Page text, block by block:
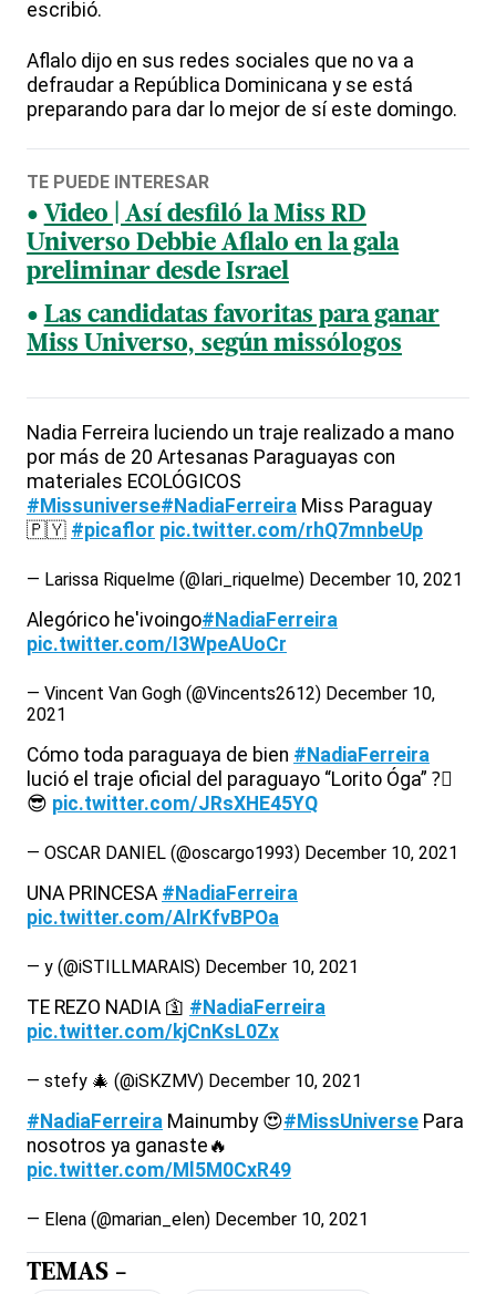
escribió.
Aflalo dijo en sus redes sociales que no va a
defraudar a República Dominicana y se está
preparando para dar lo mejor de sí este domingo.
TE PUEDE INTERESAR
Video | Así desfiló la Miss RD
Universo Debbie Aflalo en la gala
preliminar desde Israel
Las candidatas favoritas para ganar
Miss Universo, según missólogos
Nadia Ferreira luciendo un traje realizado a mano
por más de 20 Artesanas Paraguayas con
materiales ECOLÓGICOS
#Missuniverse#NadiaFerreira Miss Paraguay
🇵🇾 #picaflor pic.twitter.com/rhQ7mnbeUp
— Larissa Riquelme (@lari_riquelme) December 10, 2021
Alegórico he'ivoingo#NadiaFerreira
pic.twitter.com/I3WpeAUoCr
— Vincent Van Gogh (@Vincents2612) December 10,
2021
Cómo toda paraguaya de bien #NadiaFerreira
lució el traje oficial del paraguayo “Lorito Óga” ?
😎 pic.twitter.com/JRsXHE45YQ
— OSCAR DANIEL (@oscargo1993) December 10, 2021
UNA PRINCESA #NadiaFerreira
pic.twitter.com/AlrKfvBPOa
— y (@iSTILLMARAlS) December 10, 2021
TE REZO NADIA 🛐 #NadiaFerreira
pic.twitter.com/kjCnKsL0Zx
— stefy 🎄 (@iSKZMV) December 10, 2021
#NadiaFerreira Mainumby 😍#MissUniverse Para
nosotros ya ganaste 🔥
pic.twitter.com/Ml5M0CxR49
— Elena (@marian_elen) December 10, 2021
TEMAS -